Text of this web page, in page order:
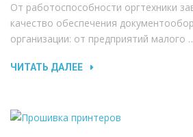
От работоспособности оргтехники
качество обеспечения
организации: от предприятий малого
ЧИТАТЬ ДАЛЕЕ